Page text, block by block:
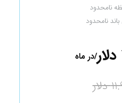
نامحدود
باند نامحدود
/در ماه